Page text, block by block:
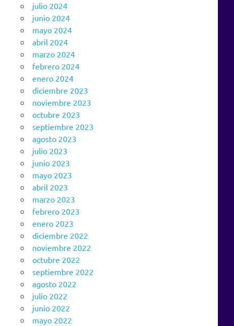
julio 2024
junio 2024
mayo 2024
abril 2024
marzo 2024
febrero 2024
enero 2024
diciembre 2023
noviembre 2023
octubre 2023
septiembre 2023
agosto 2023
julio 2023
junio 2023
mayo 2023
abril 2023
marzo 2023
febrero 2023
enero 2023
diciembre 2022
noviembre 2022
octubre 2022
septiembre 2022
agosto 2022
julio 2022
junio 2022
mayo 2022